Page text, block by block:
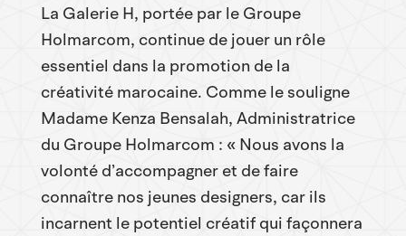
La Galerie H, portée par le Groupe
Holmarcom, continue de jouer un rôle
essentiel dans la promotion de la
créativité marocaine. Comme le souligne
Madame Kenza Bensalah, Administratrice
du Groupe Holmarcom : « Nous avons la
volonté d’accompagner et de faire
connaître nos jeunes designers, car ils
incarnent le potentiel créatif qui façonnera